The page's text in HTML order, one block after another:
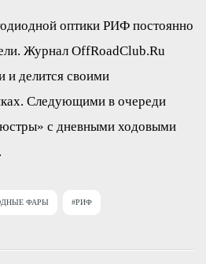
оптики РИФ постоянно
Журнал OffRoadClub.Ru
и делится своими
Следующими в очереди
с дневными ходовыми
ФАРЫ #РИФ